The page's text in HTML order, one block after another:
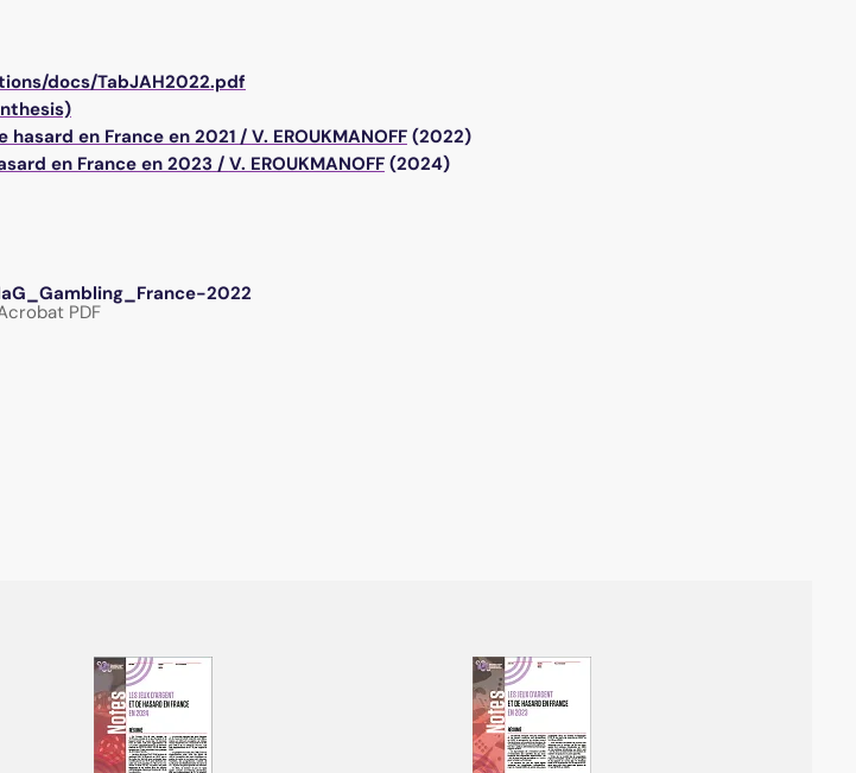
docs/TabJAH2022.pdf
hasard en France en 2021 / V. EROUKMANOFF (2022)
en France en 2023 / V. EROUKMANOFF (2024)
2022
PDF